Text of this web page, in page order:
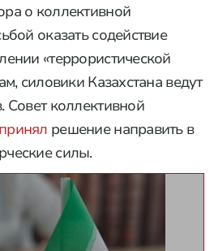
о коллективной
оказать содействие
«террористической
силовики Казахстана ведут
Совет коллективной
принял решение направить в
силы.